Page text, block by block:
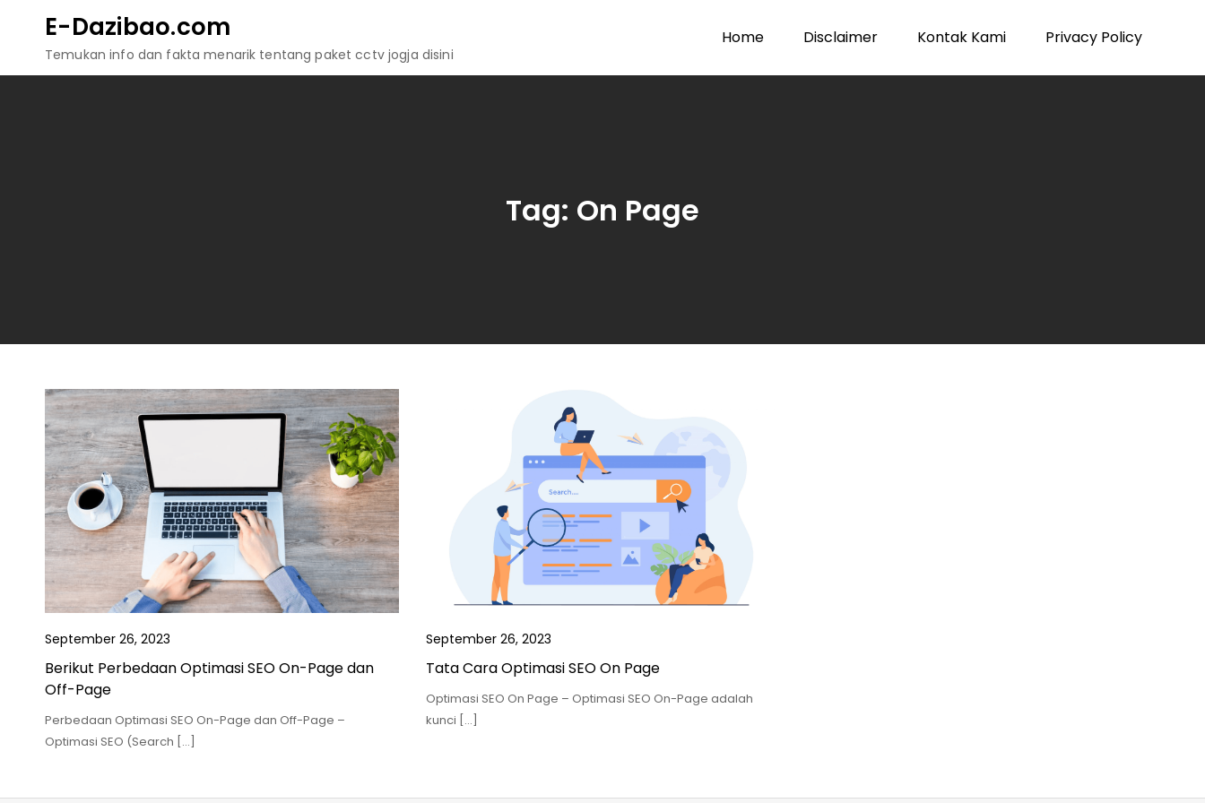
content
E-Dazibao.com
Temukan info dan fakta menarik tentang paket cctv jogja disini
Home Disclaimer Kontak Kami Privacy Policy
Tag: On Page
September 26, 2023
Berikut Perbedaan Optimasi SEO On-Page dan
Off-Page
Perbedaan Optimasi SEO On-Page dan Off-Page –
Optimasi SEO (Search […]
September 26, 2023
Tata Cara Optimasi SEO On Page
Optimasi SEO On Page – Optimasi SEO On-Page adalah
kunci […]